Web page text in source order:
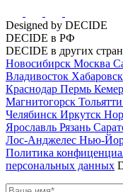
Designed by DECIDE
DECIDE в РФ
DECIDE в других
Новосибирск Москва
Владивосток Хабаровск
Краснодар Пермь
Магнитогорск Тольятти
Челябинск Иркутск
Ярославль Рязань
Лос-Анджелес Нью-
Политика
персональных данных